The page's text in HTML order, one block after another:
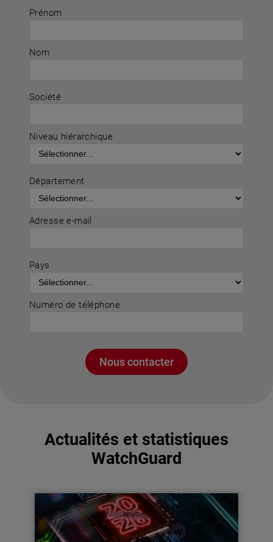
Prénom
Nom
Société
Niveau hiérarchique
Département
Adresse e-mail
Pays
Numéro de téléphone
Nous contacter
Actualités et statistiques
WatchGuard